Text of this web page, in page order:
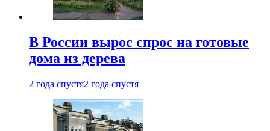
В России вырос спрос на готовые
дома из дерева
2 года спустя2 года спустя